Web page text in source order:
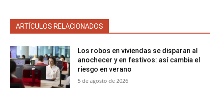
ARTÍCULOS RELACIONADOS
Los robos en viviendas se disparan al
anochecer y en festivos: así cambia el
riesgo en verano
5 de agosto de 2026